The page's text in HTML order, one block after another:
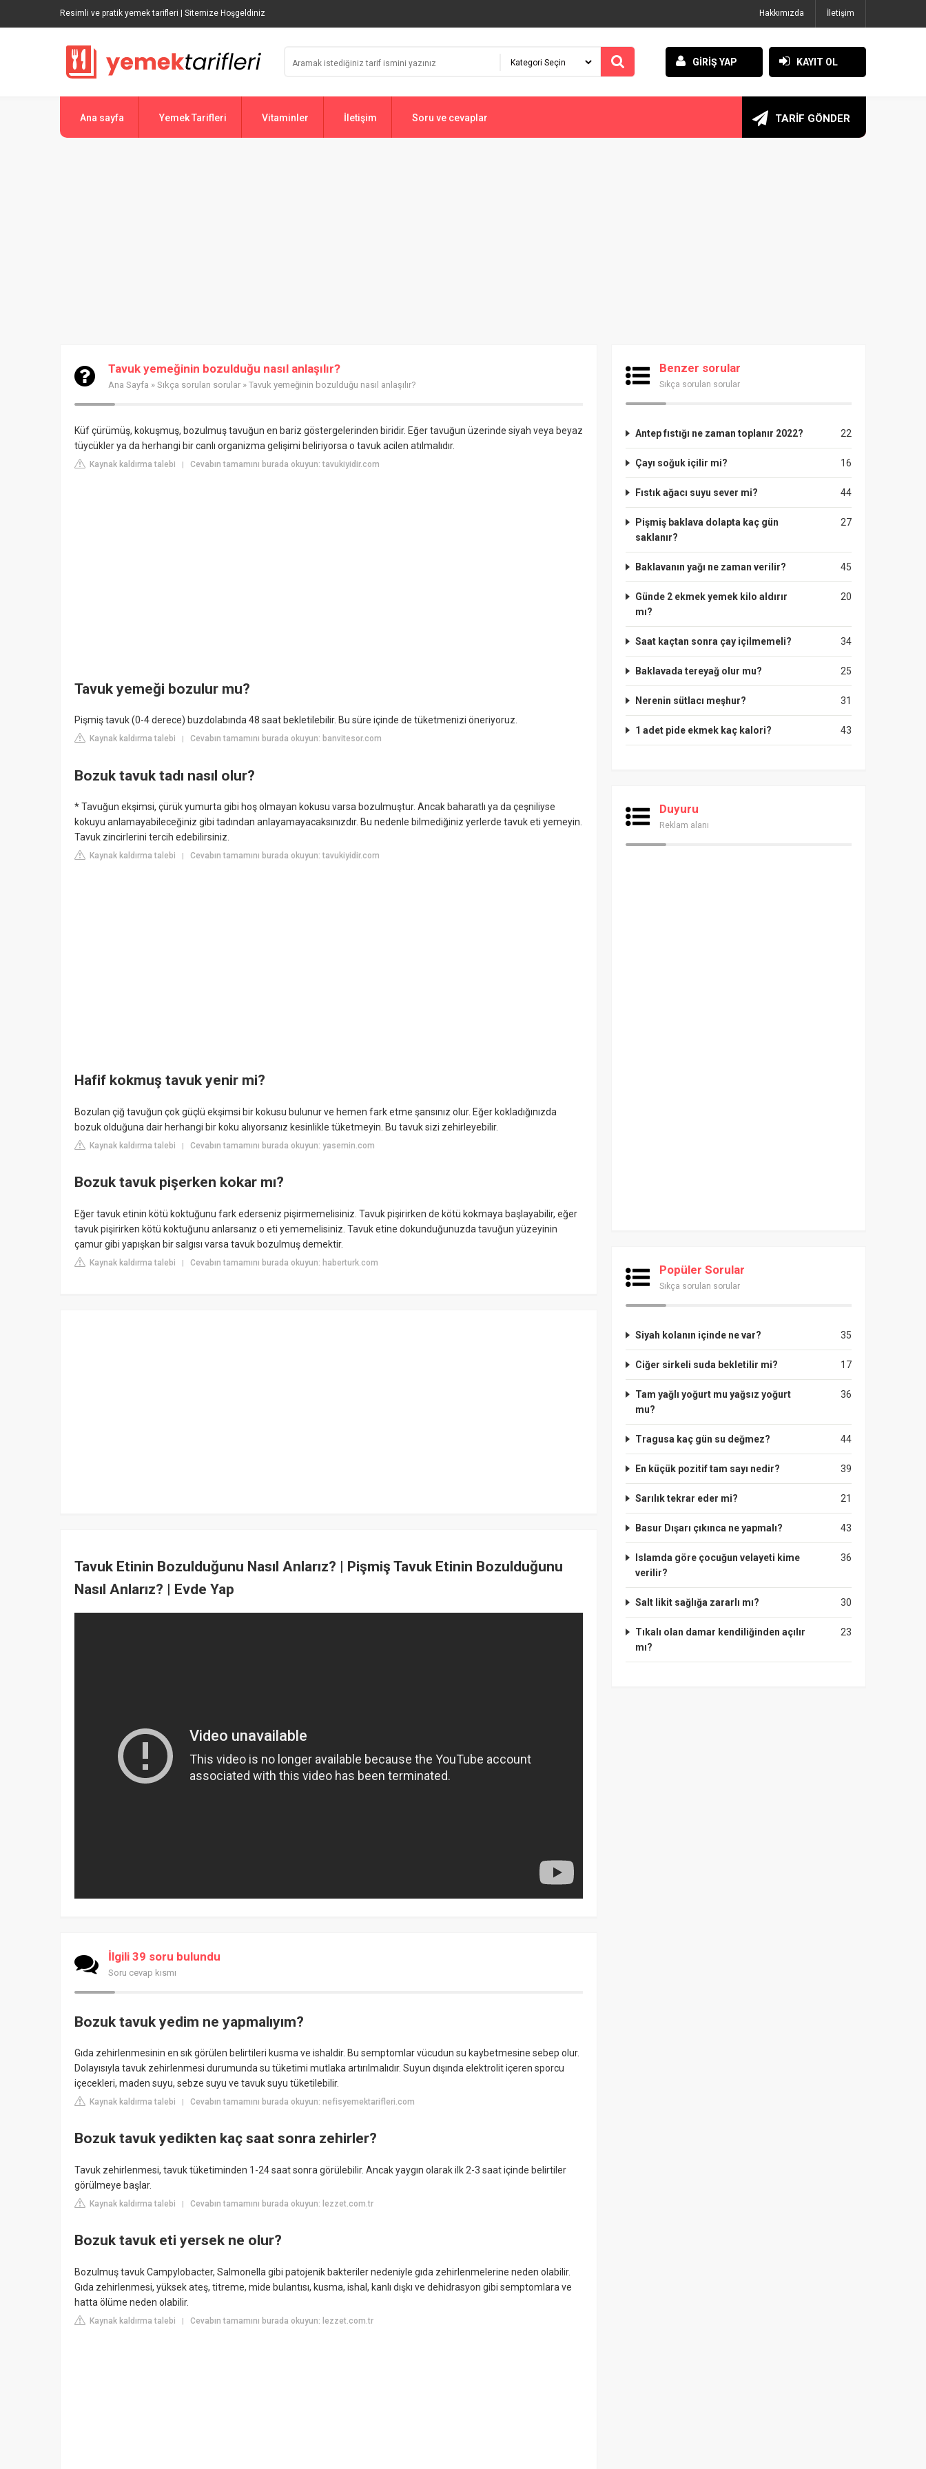
Resimli ve pratik yemek tarifleri | Sitemize Hoşgeldiniz Hakkımızda İletişim
GİRİŞ YAP KAYIT OL
Ana sayfa Yemek Tarifleri Vitaminler İletişim Soru ve cevaplar TARİF GÖNDER
Tavuk yemeğinin bozulduğu nasıl anlaşılır?
Ana Sayfa » Sıkça sorulan sorular » Tavuk yemeğinin bozulduğu nasıl anlaşılır?
Küf çürümüş, kokuşmuş, bozulmuş tavuğun en bariz göstergelerinden biridir. Eğer tavuğun üzerinde siyah veya beyaz
tüycükler ya da herhangi bir canlı organizma gelişimi beliriyorsa o tavuk acilen atılmalıdır.
Kaynak kaldırma talebi | Cevabın tamamını burada okuyun: tavukiyidir.com
Tavuk yemeği bozulur mu?
Pişmiş tavuk (0-4 derece) buzdolabında 48 saat bekletilebilir. Bu süre içinde de tüketmenizi öneriyoruz.
Kaynak kaldırma talebi Cevabın tamamını burada okuyun: banvitesor.com
Bozuk tavuk tadı nasıl olur?
* Tavuğun ekşimsi, çürük yumurta gibi hoş olmayan kokusu varsa bozulmuştur. Ancak baharatlı ya da çeşniliyse
kokuyu anlamayabileceğiniz gibi tadından anlayamayacaksınızdır. Bu nedenle bilmediğiniz yerlerde tavuk eti yemeyin.
Tavuk zincirlerini tercih edebilirsiniz.
Kaynak kaldırma talebi Cevabın tamamını burada okuyun: tavukiyidir.com
Hafif kokmuş tavuk yenir mi?
Bozulan çiğ tavuğun çok güçlü ekşimsi bir kokusu bulunur ve hemen fark etme şansınız olur. Eğer kokladığınızda
bozuk olduğuna dair herhangi bir koku alıyorsanız kesinlikle tüketmeyin. Bu tavuk sizi zehirleyebilir.
Kaynak kaldırma talebi | Cevabın tamamını burada okuyun: yasemin.com
Bozuk tavuk pişerken kokar mı?
Eğer tavuk etinin kötü koktuğunu fark ederseniz pişirmemelisiniz. Tavuk pişirirken de kötü kokmaya başlayabilir, eğer
tavuk pişirirken kötü koktuğunu anlarsanız o eti yememelisiniz. Tavuk etine dokunduğunuzda tavuğun yüzeyinin
çamur gibi yapışkan bir salgısı varsa tavuk bozulmuş demektir.
Kaynak kaldırma talebi | Cevabın tamamını burada okuyun: haberturk.com
Tavuk Etinin Bozulduğunu Nasıl Anlarız? | Pişmiş Tavuk Etinin Bozulduğunu
Nasıl Anlarız? | Evde Yap
İlgili 39 soru bulundu
Soru cevap kısmı
Bozuk tavuk yedim ne yapmalıyım?
Gıda zehirlenmesinin en sık görülen belirtileri kusma ve ishaldir. Bu semptomlar vücudun su kaybetmesine sebep olur.
Dolayısıyla tavuk zehirlenmesi durumunda su tüketimi mutlaka artırılmalıdır. Suyun dışında elektrolit içeren sporcu
içecekleri, maden suyu, sebze suyu ve tavuk suyu tüketilebilir.
Kaynak kaldırma talebi | Cevabın tamamını burada okuyun: nefisyemektarifleri.com
Bozuk tavuk yedikten kaç saat sonra zehirler?
Tavuk zehirlenmesi, tavuk tüketiminden 1-24 saat sonra görülebilir. Ancak yaygın olarak ilk 2-3 saat içinde belirtiler
görülmeye başlar.
Kaynak kaldırma talebi | Cevabın tamamını burada okuyun: lezzet.com.tr
Bozuk tavuk eti yersek ne olur?
Bozulmuş tavuk Campylobacter, Salmonella gibi patojenik bakteriler nedeniyle gıda zehirlenmelerine neden olabilir.
Gıda zehirlenmesi, yüksek ateş, titreme, mide bulantısı, kusma, ishal, kanlı dışkı ve dehidrasyon gibi semptomlara ve
hatta ölüme neden olabilir.
Kaynak kaldırma talebi | Cevabın tamamını burada okuyun: lezzet.com.tr
Benzer sorular
Sıkça sorulan sorular
22
Antep fıstığı ne zaman toplanır 2022?
16
Çayı soğuk içilir mi?
44
Fıstık ağacı suyu sever mi?
27
Pişmiş baklava dolapta kaç gün
saklanır?
45
Baklavanın yağı ne zaman verilir?
20
Günde 2 ekmek yemek kilo aldırır
mı?
34
Saat kaçtan sonra çay içilmemeli?
25
Baklavada tereyağ olur mu?
31
Nerenin sütlacı meşhur?
43
1 adet pide ekmek kaç kalori?
Duyuru
Reklam alanı
Popüler Sorular
Sıkça sorulan sorular
35
Siyah kolanın içinde ne var?
17
Ciğer sirkeli suda bekletilir mi?
36
Tam yağlı yoğurt mu yağsız yoğurt
mu?
44
Tragusa kaç gün su değmez?
39
En küçük pozitif tam sayı nedir?
21
Sarılık tekrar eder mi?
43
Basur Dışarı çıkınca ne yapmalı?
36
Islamda göre çocuğun velayeti kime
verilir?
30
Salt likit sağlığa zararlı mı?
23
Tıkalı olan damar kendiliğinden açılır
mı?